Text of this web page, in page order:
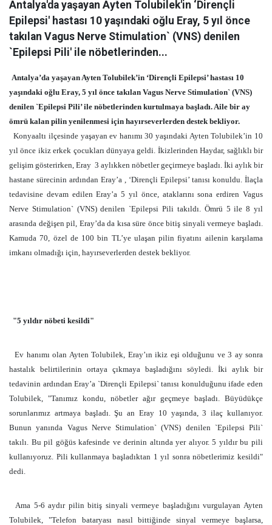
Antalya'da yaşayan Ayten Tolubilek'in ‘Dirençli
Epilepsi' hastası 10 yaşındaki oğlu Eray, 5 yıl önce
takılan Vagus Nerve Stimulation` (VNS) denilen
`Epilepsi Pili' ile nöbetlerinden...
Antalya’da yaşayan Ayten Tolubilek’in ‘Dirençli Epilepsi’ hastası 10
yaşındaki oğlu Eray, 5 yıl önce takılan Vagus Nerve Stimulation` (VNS)
denilen `Epilepsi Pili’ ile nöbetlerinden kurtulmaya başladı. Aile bir ay
ömrü kalan pilin yenilenmesi için hayırseverlerden destek bekliyor.
Konyaaltı ilçesinde yaşayan ev hanımı 30 yaşındaki Ayten Tolubilek’in 10
yıl önce ikiz erkek çocukları dünyaya geldi. İkizlerinden Haydar, sağlıklı bir
gelişim gösterirken, Eray 3 aylıkken nöbetler geçirmeye başladı. İki aylık bir
hastane sürecinin ardından Eray’a , ‘Dirençli Epilepsi’ tanısı konuldu. İlaçla
tedavisine devam edilen Eray’a 5 yıl önce, ataklarını sona erdiren Vagus
Nerve Stimulation` (VNS) denilen `Epilepsi Pili takıldı. Ömrü 5 ile 8 yıl
arasında değişen pil, Eray’da da kısa süre önce bitiş sinyali vermeye başladı.
Kamuda 70, özel de 100 bin TL’ye ulaşan pilin fiyatını ailenin karşılama
imkanı olmadığı için, hayırseverlerden destek bekliyor.
"5 yıldır nöbeti kesildi"
Ev hanımı olan Ayten Tolubilek, Eray’ın ikiz eşi olduğunu ve 3 ay sonra
hastalık belirtilerinin ortaya çıkmaya başladığını söyledi. İki aylık bir
tedavinin ardından Eray’a `Dirençli Epilepsi` tanısı konulduğunu ifade eden
Tolubilek, "Tanımız kondu, nöbetler ağır geçmeye başladı. Büyüdükçe
sorunlarımız artmaya başladı. Şu an Eray 10 yaşında, 3 ilaç kullanıyor.
Bunun yanında Vagus Nerve Stimulation` (VNS) denilen `Epilepsi Pili`
takılı. Bu pil göğüs kafesinde ve derinin altında yer alıyor. 5 yıldır bu pili
kullanıyoruz. Pili kullanmaya başladıktan 1 yıl sonra nöbetlerimiz kesildi"
dedi.
Ama 5-6 aydır pilin bitiş sinyali vermeye başladığını vurgulayan Ayten
Tolubilek, "Telefon bataryası nasıl bittiğinde sinyal vermeye başlarsa,